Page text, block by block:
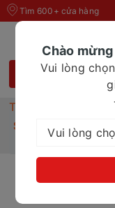
Tìm 600+ cửa hàng
Trang chủ
Sữa
Sữa CaloSure
Chào
Vui lòng